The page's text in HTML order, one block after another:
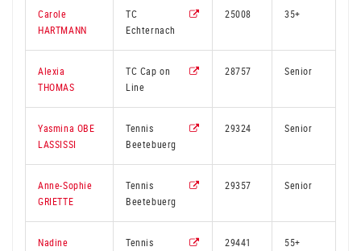
Carole
HARTMANN
TC
Echternach
25008 35+
Alexia
THOMAS
TC Cap on
Line
28757 Senior
Yasmina OBE
LASSISSI
Tennis
Beetebuerg
29324 Senior
Anne-Sophie
GRIETTE
Tennis
Beetebuerg
29357 Senior
Nadine
Tennis
29441 55+